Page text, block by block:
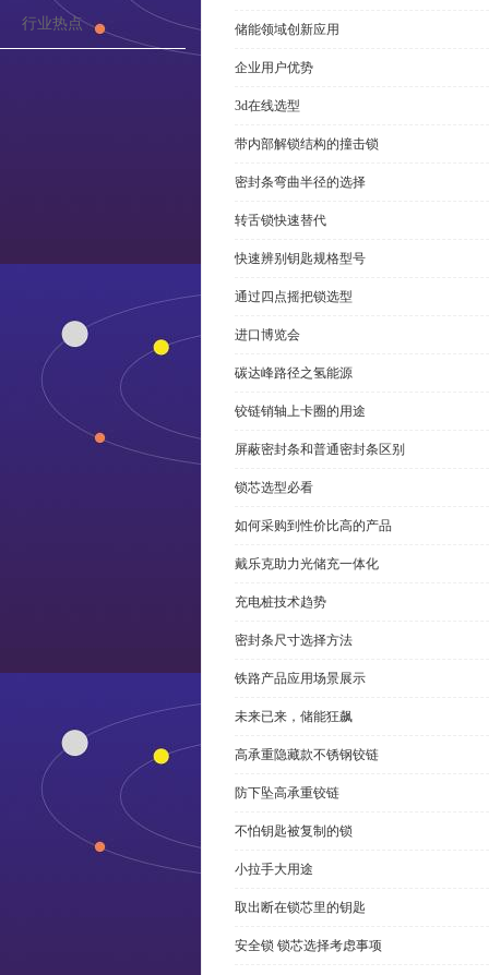
行业热点 储能领域创新应用
企业用户优势
3d在线选型
带内部解锁结构的撞击锁
密封条弯曲半径的选择
转舌锁快速替代
快速辨别钥匙规格型号
通过四点摇把锁选型
进口博览会
碳达峰路径之氢能源
铰链销轴上卡圈的用途
屏蔽密封条和普通密封条区别
锁芯选型必看
如何采购到性价比高的产品
戴乐克助力光储充一体化
充电桩技术趋势
密封条尺寸选择方法
铁路产品应用场景展示
未来已来，储能狂飙
高承重隐藏款不锈钢铰链
防下坠高承重铰链
不怕钥匙被复制的锁
小拉手大用途
取出断在锁芯里的钥匙
安全锁 锁芯选择考虑事项